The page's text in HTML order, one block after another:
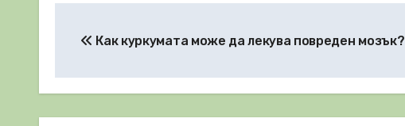
Как куркумата може да лекува повреден мозък?